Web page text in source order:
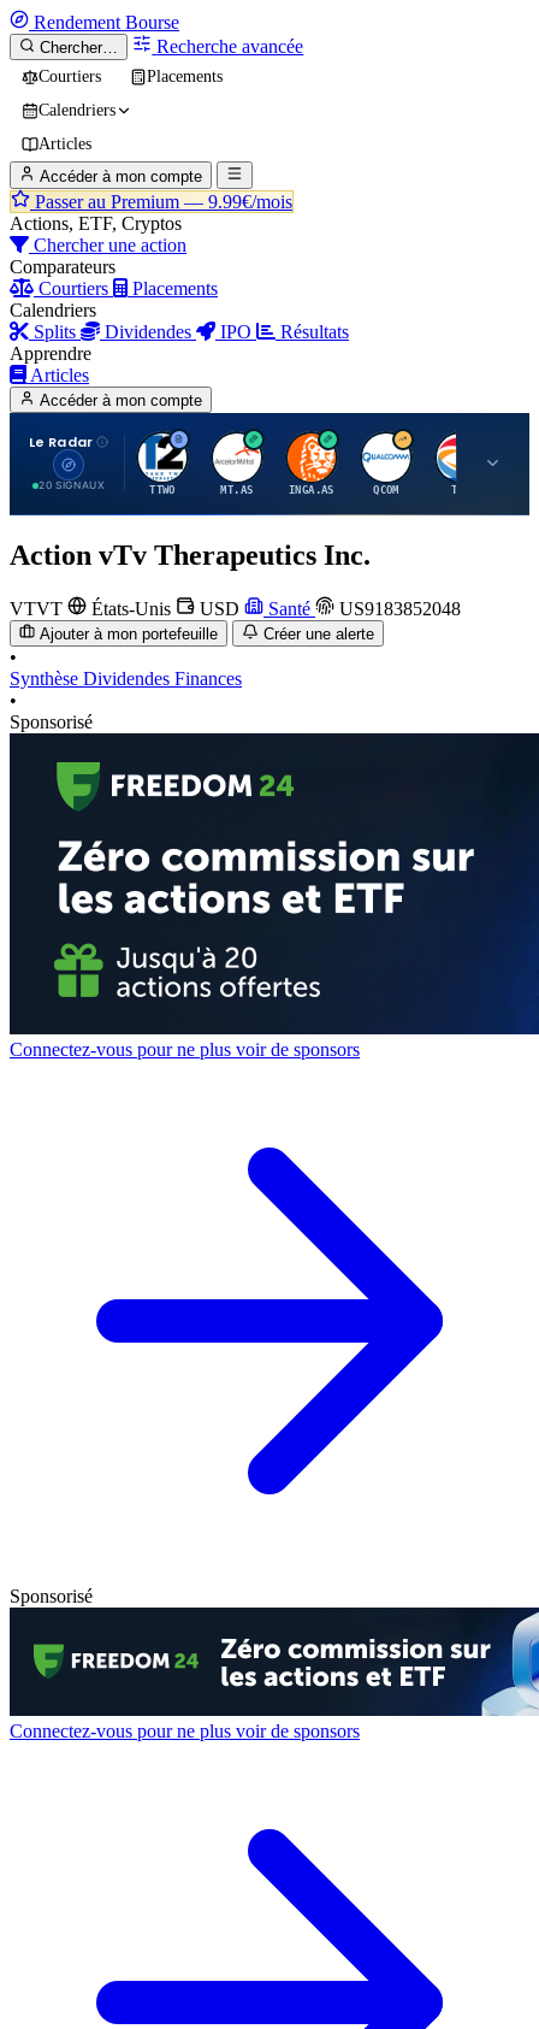
Rendement Bourse
Chercher… Recherche avancée
Courtiers
Placements
Calendriers
Articles
Accéder à mon compte
Passer au Premium — 9.99€/mois
Actions, ETF, Cryptos
Chercher une action
Comparateurs
Courtiers
Placements
Calendriers
Splits
Dividendes IPO
Résultats
Apprendre
Articles
Accéder à mon compte
Le Radar
20 SIGNAUX
T
TTWO
A
MT.AS
I
INGA.AS
Q
QCOM
T
TTE
Action vTv Therapeutics Inc.
VTVT États-Unis USD Santé US9183852048
Ajouter à mon portefeuille Créer une alerte
•
Synthèse Dividendes Finances
•
Sponsorisé
Connectez-vous pour ne plus voir de sponsors
Sponsorisé
Connectez-vous pour ne plus voir de sponsors